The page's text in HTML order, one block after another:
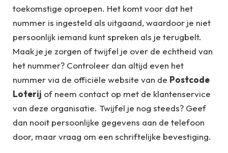
toekomstige oproepen. Het komt voor dat het
nummer is ingesteld als uitgaand, waardoor je niet
persoonlijk iemand kunt spreken als je terugbelt.
Maak je je zorgen of twijfel je over de echtheid van
het nummer? Controleer dan altijd even het
nummer via de officiële website van de Postcode
Loterij of neem contact op met de klantenservice
van deze organisatie. Twijfel je nog steeds? Geef
dan nooit persoonlijke gegevens aan de telefoon
door, maar vraag om een schriftelijke bevestiging.